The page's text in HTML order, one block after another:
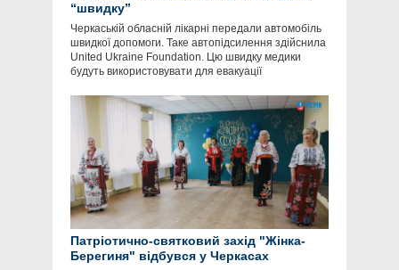
“швидку”
Черкаській обласній лікарні передали автомобіль
швидкої допомоги. Таке автопідсилення здійснила
United Ukraine Foundation. Цю швидку медики
будуть використовувати для евакуації
Патріотично-святковий захід "Жінка-
Берегиня" відбувся у Черкасах